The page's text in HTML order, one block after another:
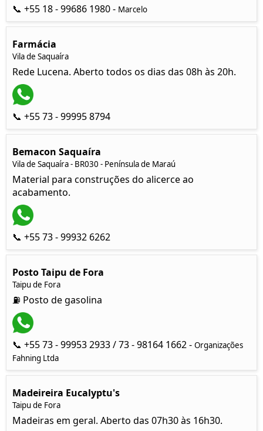
📞 +55 18 - 99686 1980 - Marcelo
Farmácia
Vila de Saquaíra
Rede Lucena. Aberto todos os dias das 08h às 20h.
📞 +55 73 - 99995 8794
Bemacon Saquaíra
Vila de Saquaíra - BR030 - Península de Maraú
Material para construções do alicerce ao
acabamento.
📞 +55 73 - 99932 6262
Posto Taipu de Fora
Taipu de Fora
⛽ Posto de gasolina
📞 +55 73 - 99953 2933 / 73 - 98164 1662 - Organizações
Fahning Ltda
Madeireira Eucalyptu's
Taipu de Fora
Madeiras em geral. Aberto das 07h30 às 16h30.